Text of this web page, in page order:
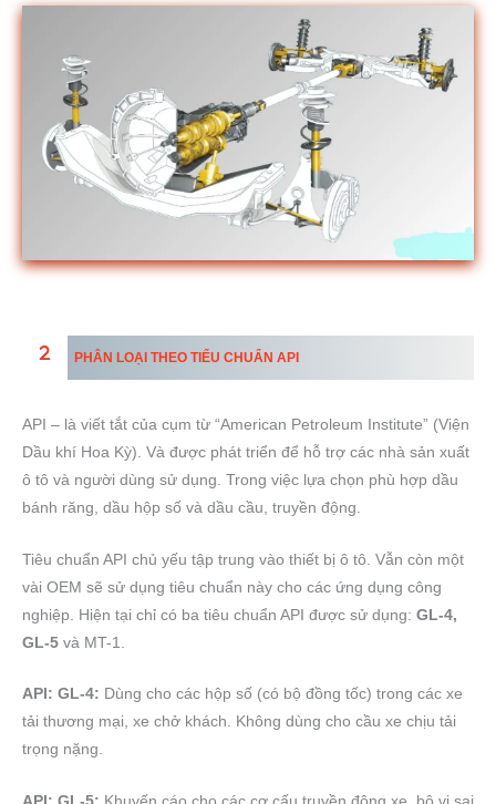
PHÂN LOẠI THEO TIỂU CHUẨN API
API – là viết tắt của cụm từ “American Petroleum Institute” (Viện
Dầu khí Hoa Kỳ). Và được phát triển để hỗ trợ các nhà sản xuất
ô tô và người dùng sử dụng. Trong việc lựa chọn phù hợp dầu
bánh răng, dầu hộp số và dầu cầu, truyền động.
Tiêu chuẩn API chủ yếu tập trung vào thiết bị ô tô. Vẫn còn một
vài OEM sẽ sử dụng tiêu chuẩn này cho các ứng dụng công
nghiệp. Hiện tại chỉ có ba tiêu chuẩn API được sử dụng: GL-4,
GL-5 và MT-1.
API: GL-4: Dùng cho các hộp số (có bộ đồng tốc) trong các xe
tải thương mại, xe chở khách. Không dùng cho cầu xe chịu tải
trọng nặng.